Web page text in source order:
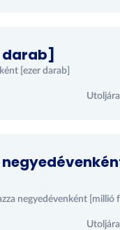
[ezer darab]
negyedévenként [millió